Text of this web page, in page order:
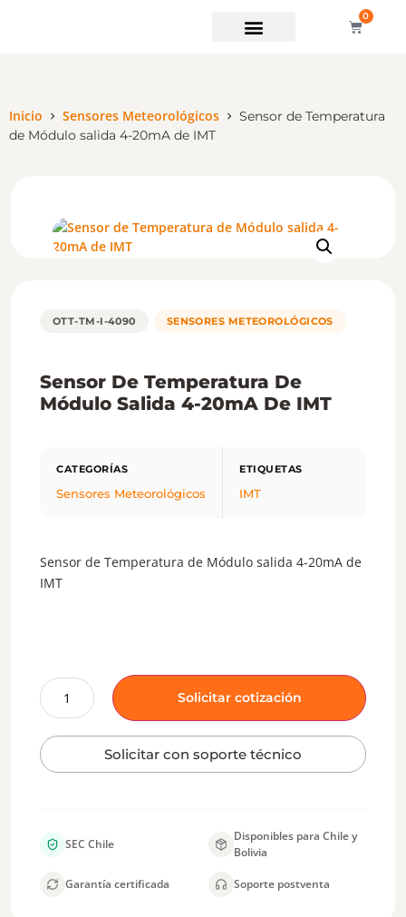
0
Inicio Sensores Meteorológicos
Sensor de Temperatura
de Módulo salida 4-20mA de IMT
OTT-TM-I-4090 SENSORES METEOROLÓGICOS
Sensor De Temperatura De
Módulo Salida 4-20mA De IMT
Sensores Meteorológicos IMT
Sensor de Temperatura de Módulo salida 4-20mA de
IMT
Solicitar cotización
Solicitar con soporte técnico
SEC Chile
Disponibles para Chile y
Bolivia
Garantía certificada Soporte postventa